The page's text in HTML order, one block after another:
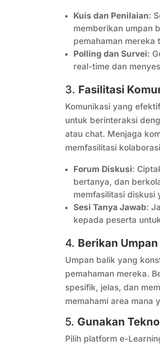
Kuis dan Penilaian:
memberikan umpan
pemahaman mereka
Polling dan Survei:
real-time dan
3. Fasilitasi
Komunikasi yang
untuk berinteraksi
atau chat. Menjaga
memfasilitasi
Forum Diskusi:
bertanya, dan
memfasilitasi diskusi
Sesi Tanya Jawab:
kepada peserta
4. Berikan
Umpan balik yang
pemahaman mereka.
spesifik, jelas, dan
memahami area mana
5. Gunakan
Pilih platform e-